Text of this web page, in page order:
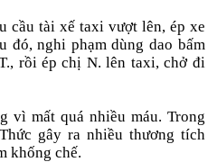
cầu tài xế taxi vượt lên, ép xe
đó, nghi phạm dùng dao bấm
rồi ép chị N. lên taxi, chở đi
vì mất quá nhiều máu. Trong
gây ra nhiều thương tích
khống chế.